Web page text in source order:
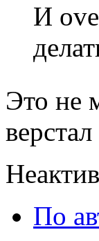
И
Это не
верстал
По